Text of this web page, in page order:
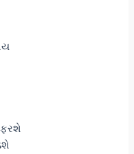
ફરશે